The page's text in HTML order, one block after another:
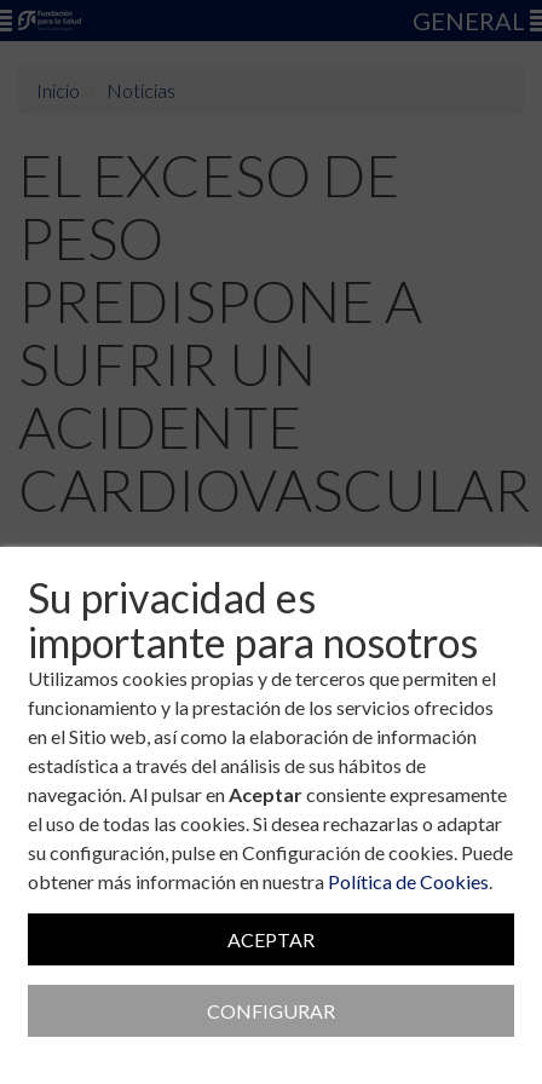
Su privacidad es
importante para nosotros
Utilizamos cookies propias y de terceros que permiten el
funcionamiento y la prestación de los servicios ofrecidos
en el Sitio web, así como la elaboración de información
estadística a través del análisis de sus hábitos de
navegación. Al pulsar enAceptarconsiente expresamente
el uso de todas las cookies. Si desea rechazarlas o adaptar
su configuración, pulse en Configuración de cookies. Puede
obtener más información en nuestra Política de Cookies.
ACEPTAR
CONFIGURAR
GENERAL
Inicio Noticias
EL EXCESO DE
PESO
PREDISPONE A
SUFRIR UN
ACIDENTE
CARDIOVASCULAR
Descargar fichero de la noticia completa (formato
pdf)